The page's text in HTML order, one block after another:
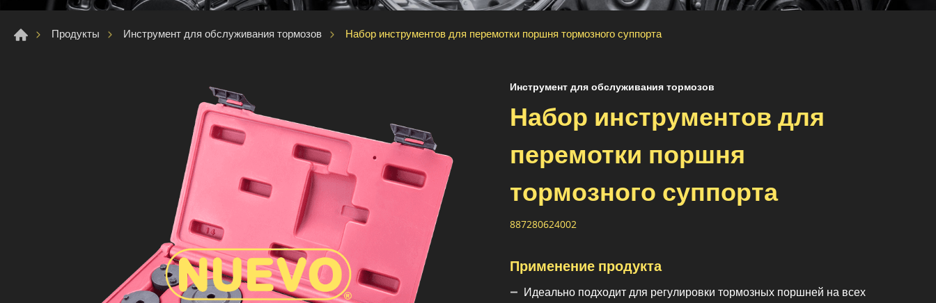
Продукты Инструмент для обслуживания тормозов Набор инструментов для перемотки поршня тормозного суппорта
Инструмент для обслуживания тормозов
Набор инструментов для
перемотки поршня
тормозного суппорта
887280624002
Применение продукта
Идеально подходит для регулировки тормозных поршней на всех